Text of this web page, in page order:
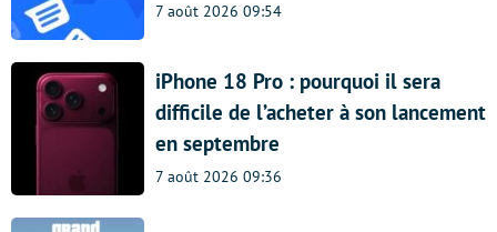
7 août 2026 09:54
iPhone 18 Pro : pourquoi il sera
difficile de l’acheter à son lancement
en septembre
7 août 2026 09:36